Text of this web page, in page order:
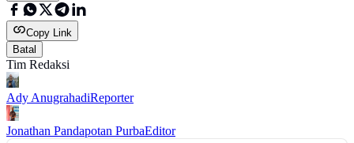
Copy Link
Batal
Tim Redaksi
Ady AnugrahadiReporter
Jonathan Pandapotan PurbaEditor